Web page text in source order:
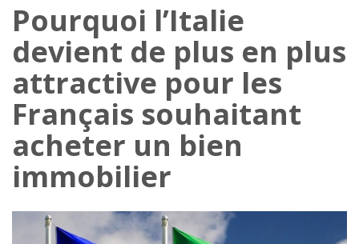
Pourquoi l’Italie
devient de plus en plus
attractive pour les
Français souhaitant
acheter un bien
immobilier